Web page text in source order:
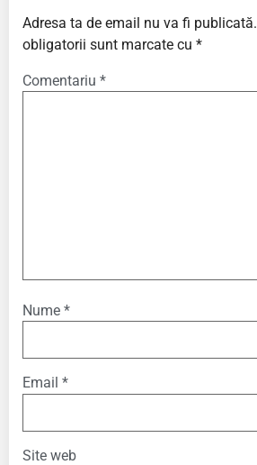
Adresa ta de email nu va fi publicată.
obligatorii sunt marcate cu *
Comentariu *
Nume *
Email *
Site web